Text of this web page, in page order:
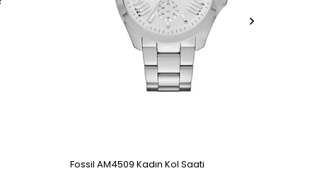
Fossil AM4509 Kadın Kol Saati